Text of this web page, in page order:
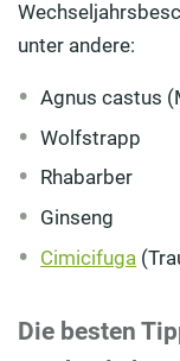
unter andere:
Agnus castus
Wolfstrapp
Rhabarber
Ginseng
Cimicifuga
Die besten